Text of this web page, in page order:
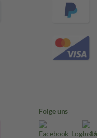
Folge uns